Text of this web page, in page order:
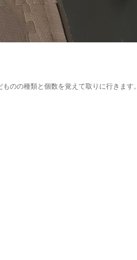
のの種類と個数を覚えて取りに行きます。